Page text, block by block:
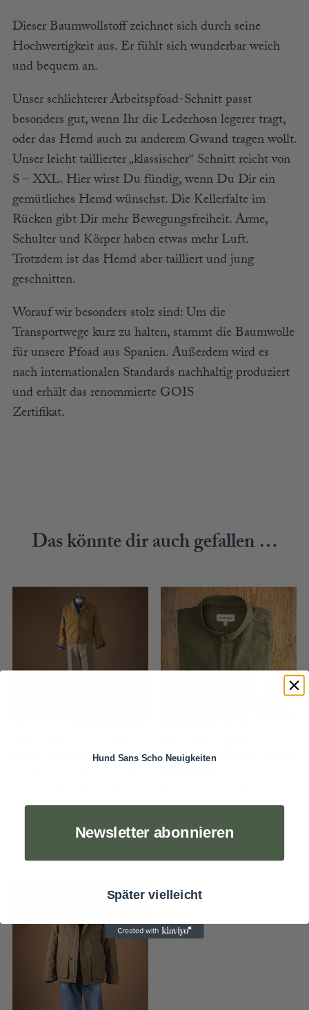
Dieser Baumwollstoff zeichnet sich durch seine
Hochwertigkeit aus. Er fühlt sich wunderbar weich
und bequem an.
Unser schlichterer Arbeitspfoad-Schnitt passt
besonders gut, wenn Ihr die Lederhosn legerer tragt,
oder das Hemd auch zu anderem Gwand tragen wollt.
Unser leicht taillierter „klassischer“ Schnitt reicht von
S – XXL. Hier wirst Du fündig, wenn Du Dir ein
gemütliches Hemd wünschst. Die Kellerfalte im
Rücken gibt Dir mehr Bewegungsfreiheit. Arme,
Schulter und Körper haben etwas mehr Luft.
Trotzdem ist das Hemd aber tailliert und jung
geschnitten.
Worauf wir besonders stolz sind: Um die
Transportwege kurz zu halten, stammt die Baumwolle
für unsere Pfoad aus Spanien. Außerdem wird es
nach internationalen Standards nachhaltig produziert
und erhält das renommierte GOIS
Zertifikat.
Das könnte dir auch gefallen …
499,00€
klassischer Schnitt, 100%
Baumwolle
139,00€
Hund Sans Scho Neuigkeiten
Newsletter abonnieren
Später vielleicht